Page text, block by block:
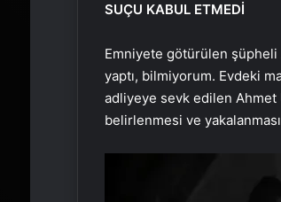
SUÇU KABUL ETMEDİ
Emniyete götürülen şüpheli
yaptı, bilmiyorum. Evdeki
adliyeye sevk edilen Ahmet
belirlenmesi ve